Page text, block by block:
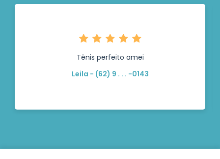
Tênis perfeito amei
Leila - (62) 9 . . . -0143